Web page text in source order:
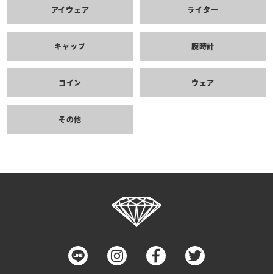
アイウェア ライター
キャップ 腕時計
コイン ウェア
その他